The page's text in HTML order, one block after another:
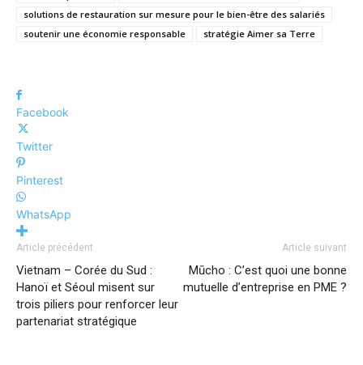
solutions de restauration sur mesure pour le bien-être des salariés
soutenir une économie responsable
stratégie Aimer sa Terre
Facebook
Twitter
Pinterest
WhatsApp
Article précédent
Vietnam – Corée du Sud :
Hanoï et Séoul misent sur
trois piliers pour renforcer leur
partenariat stratégique
Article suivant
Mūcho : C’est quoi une bonne
mutuelle d’entreprise en PME ?